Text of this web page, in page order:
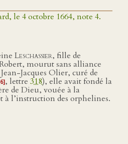
le 4 octobre 1664, note 4.
Leschassier, fille de
mourut sans alliance
Jacques Olier, curé de
, lettre 318), elle avait fondé la
de Dieu, vouée à la
l’instruction des orphelines.